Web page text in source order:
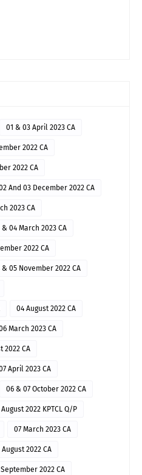
01 & 03 April 2023 CA
2022 CA
2022 CA
And 03 December 2022 CA
2023 CA
& 04 March 2023 CA
2022 CA
& 05 November 2022 CA
04 August 2022 CA
March 2023 CA
2022 CA
April 2023 CA
06 & 07 October 2022 CA
August 2022 KPTCL Q/P
07 March 2023 CA
2022 CA
2022 CA